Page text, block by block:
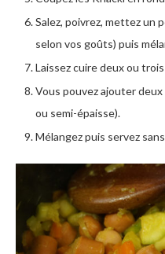
Salez, poivrez, mettez un
selon vos goûts) puis
Laissez cuire deux ou
Vous pouvez ajouter
ou semi-épaisse).
Mélangez puis servez